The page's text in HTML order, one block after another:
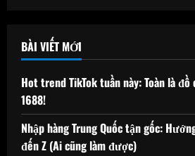
BÀI VIẾT MỚI
Hot trend TikTok tuần này: Toàn là
1688!
Nhập hàng Trung Quốc tận gốc:
đến Z (Ai cũng làm được)